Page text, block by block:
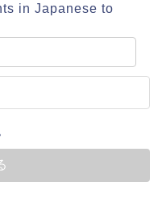
in Japanese to